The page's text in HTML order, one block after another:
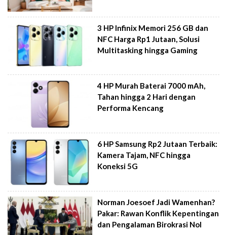
3 HP Infinix Memori 256 GB dan
NFC Harga Rp1 Jutaan, Solusi
Multitasking hingga Gaming
4 HP Murah Baterai 7000 mAh,
Tahan hingga 2 Hari dengan
Performa Kencang
6 HP Samsung Rp2 Jutaan Terbaik:
Kamera Tajam, NFC hingga
Koneksi 5G
Norman Joesoef Jadi Wamenhan?
Pakar: Rawan Konflik Kepentingan
dan Pengalaman Birokrasi Nol